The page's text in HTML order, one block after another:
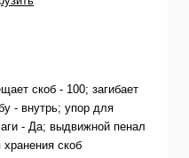
скоб - 100; загибает
- внутрь; упор для
- Да; выдвижной пенал
хранения скоб